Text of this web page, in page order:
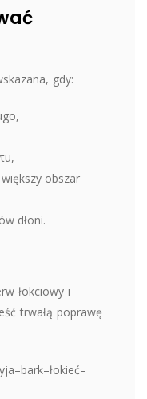
gdy:
obszar
dłoni.
łokciowy i
trwałą poprawę